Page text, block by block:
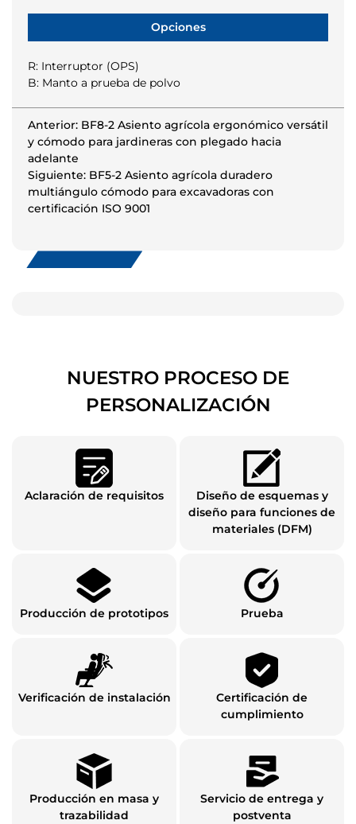
Opciones
R: Interruptor (OPS)
B: Manto a prueba de polvo
Anterior: BF8-2 Asiento agrícola ergonómico versátil
y cómodo para jardineras con plegado hacia
adelante
Siguiente: BF5-2 Asiento agrícola duradero
multiángulo cómodo para excavadoras con
certificación ISO 9001
NUESTRO PROCESO DE
PERSONALIZACIÓN
Aclaración de requisitos
Diseño de esquemas y
diseño para funciones de
materiales (DFM)
Producción de prototipos Prueba
Verificación de instalación
Certificación de
cumplimiento
Producción en masa y
trazabilidad
Servicio de entrega y
postventa